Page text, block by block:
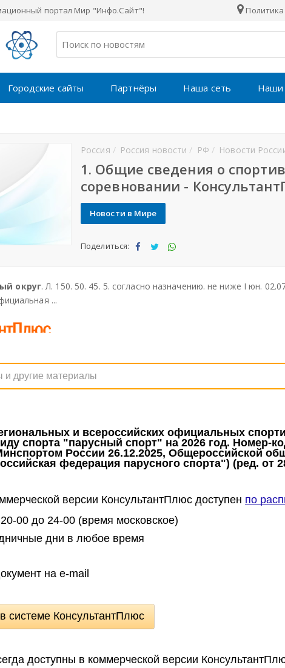
портал Мир "Инфо.Сайт"!
Городские сайты Партнёры Наша сеть Наши
Россия Россия новости РФ Новости
1. Общие сведения о
соревновании -
Новости в Мире
Поделиться:
тьс тьс тьс
округ. Л. 150. 50. 45. 5. согласно назначению. не ниже I юн.
...